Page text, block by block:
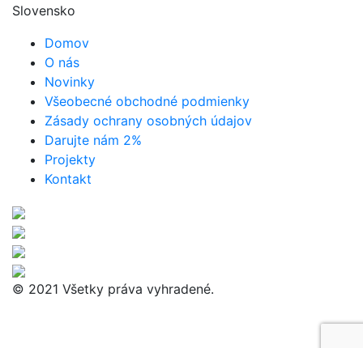
Slovensko
Domov
O nás
Novinky
Všeobecné obchodné podmienky
Zásady ochrany osobných údajov
Darujte nám 2%
Projekty
Kontakt
© 2021 Všetky práva vyhradené.